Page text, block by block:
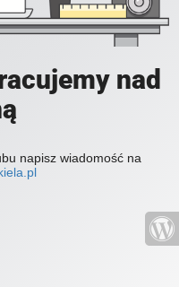
nad
napisz wiadomość na